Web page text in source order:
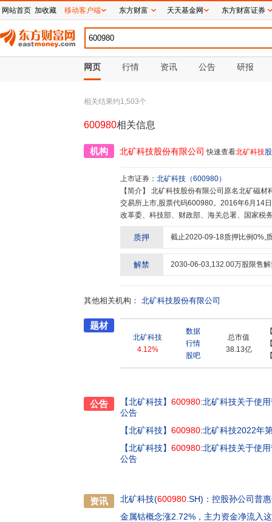
网页 行情 资讯 公告 研报
相关结果约1,503个
600980相关信息
机构 北矿科技股份有限公司 快速查看北矿科技
上市证券： 北矿科技 （600980）
【简介】
交易所上市,股票代码600980。2016年6月14
改革委、科技部、财政部、海关总署、国家税
学术带头人、学历层次高、综合素质优、工
工国家重点实验室”的主体研究单位,先后承担
矿磁材是国内较早从事铁氧体磁性材料开发和
能铁氧体磁性材料上始终处于国内领先水平
色冶金流程装备、固废资源化无害化处理工
术服务以及合同能源管理服务。株洲火炬是国
荣誉。公司已发展成为涵盖高效矿冶装备和
水平,在国内外具有较强的竞争力和影响力。
质押 截止2020-09-18质押比例0%,
解禁 2030-06-03,132.00万股限售
其他相关机构： 北矿科技股份有限公司
题材
北矿科技
4.12%
数据
行情
股吧
总市值
38.13亿
公告 【北矿科技】 600980:北矿科技关于使
公告
【北矿科技】 600980:北矿科技2022年
【北矿科技】 600980:北矿科技关于使
公告
资讯 北矿科技(600980 .SH)：控股孙公司普
金属钴概念涨2.72%，主力资金净流入
网站首页 加收藏 移动客户端 东方财富 天天基金网 东方财富证券